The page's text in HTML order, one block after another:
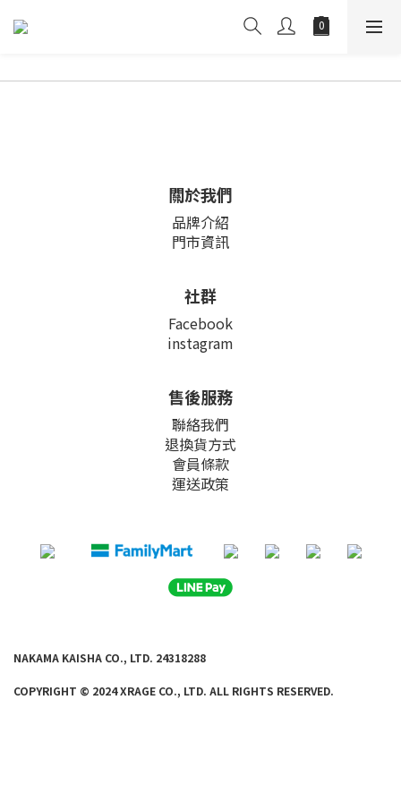
關於我們
品牌介紹
門市資訊
社群
Facebook
instagram
售後服務
聯絡我們
退換貨方式
會員條款
運送政策
NAKAMA KAISHA CO., LTD. 24318288
COPYRIGHT © 2024 XRAGE CO., LTD. ALL RIGHTS RESERVED.